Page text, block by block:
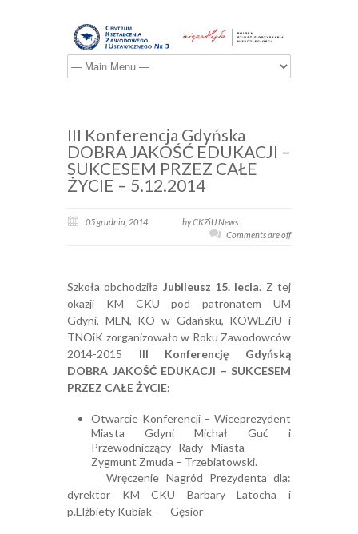
III Konferencja Gdyńska
DOBRA JAKOŚĆ EDUKACJI –
SUKCESEM PRZEZ CAŁE
ŻYCIE – 5.12.2014
05 grudnia, 2014
by CKZiU News
Comments are off
Szkoła obchodziła Jubileusz 15. lecia. Z tej
okazji KM CKU pod patronatem UM
Gdyni, MEN, KO w Gdańsku, KOWEZiU i
TNOiK zorganizowało w Roku Zawodowców
2014-2015 III Konferencję Gdyńską
DOBRA JAKOŚĆ EDUKACJI – SUKCESEM
PRZEZ CAŁE ŻYCIE:
Otwarcie Konferencji – Wiceprezydent
Miasta Gdyni Michał Guć i
Przewodniczący Rady Miasta
Zygmunt Zmuda – Trzebiatowski.
Wręczenie Nagród Prezydenta dla:
dyrektor KM CKU Barbary Latocha i
p.Elżbiety Kubiak – Gęsior